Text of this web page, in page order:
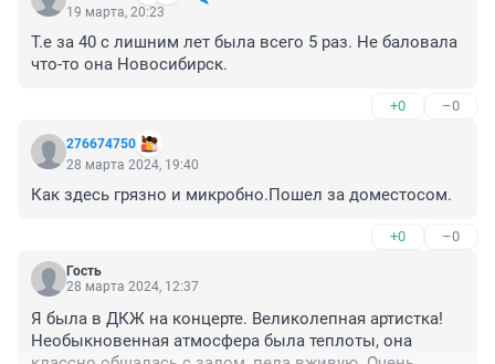
19 марта, 20:23
Т.е за 40 с лишним лет была всего 5 раз. Не баловала
что-то она Новосибирск.
+0 –0
276674750
28 марта 2024, 19:40
Как здесь грязно и микробно.Пошел за доместосом.
+0 –0
Гость
28 марта 2024, 12:37
Я была в ДКЖ на концерте. Великолепная артистка!
Необыкновенная атмосфера была теплоты, она